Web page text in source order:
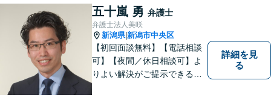
個人の方も法人の方も、お気
軽にご相談ください。
五十嵐 勇 弁護士
弁護士法人美咲
新潟県|新潟市中央区
【初回面談無料】【電話相談
可】【夜間／休日相談可】よ
りよい解決がご提示できるよ
詳細を見
る